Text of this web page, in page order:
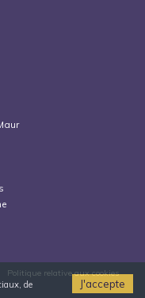
Politique relative aux cookies
de
J'accepte